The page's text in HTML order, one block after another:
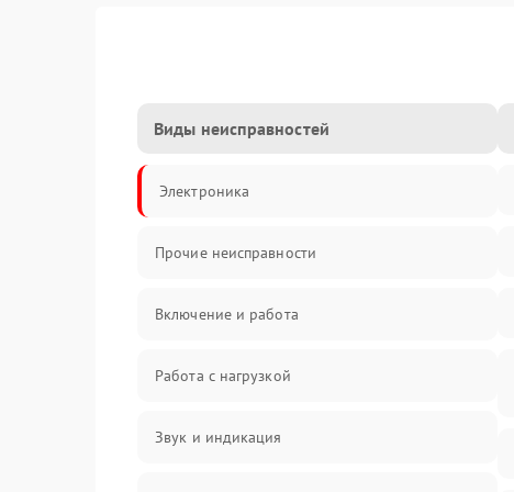
Виды неисправностей
Электроника
Прочие неисправности
Включение и работа
Работа с нагрузкой
Звук и индикация